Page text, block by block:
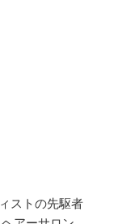
ストの先駆者